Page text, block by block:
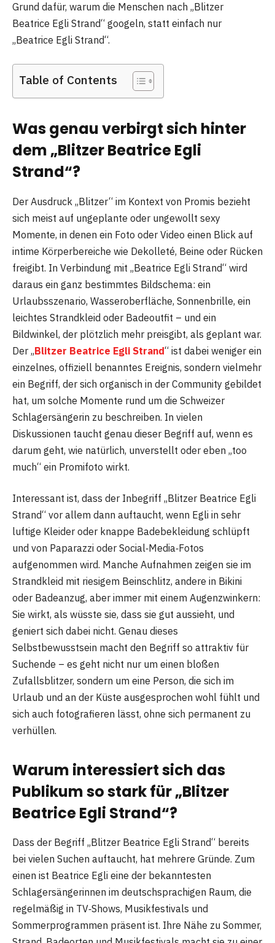
Grund dafür, warum die Menschen nach „Blitzer
Beatrice Egli Strand“ googeln, statt einfach nur
„Beatrice Egli Strand“.
Table of Contents
Was genau verbirgt sich hinter
dem „Blitzer Beatrice Egli
Strand“?
Der Ausdruck „Blitzer“ im Kontext von Promis bezieht
sich meist auf ungeplante oder ungewollt sexy
Momente, in denen ein Foto oder Video einen Blick auf
intime Körperbereiche wie Dekolleté, Beine oder Rücken
freigibt. In Verbindung mit „Beatrice Egli Strand“ wird
daraus ein ganz bestimmtes Bildschema: ein
Urlaubsszenario, Wasseroberfläche, Sonnenbrille, ein
leichtes Strandkleid oder Badeoutfit – und ein
Bildwinkel, der plötzlich mehr preisgibt, als geplant war.
Der „Blitzer Beatrice Egli Strand“ ist dabei weniger ein
einzelnes, offiziell benanntes Ereignis, sondern vielmehr
ein Begriff, der sich organisch in der Community gebildet
hat, um solche Momente rund um die Schweizer
Schlagersängerin zu beschreiben. In vielen
Diskussionen taucht genau dieser Begriff auf, wenn es
darum geht, wie natürlich, unverstellt oder eben „too
much“ ein Promifoto wirkt.
Interessant ist, dass der Inbegriff „Blitzer Beatrice Egli
Strand“ vor allem dann auftaucht, wenn Egli in sehr
luftige Kleider oder knappe Badebekleidung schlüpft
und von Paparazzi oder Social‑Media‑Fotos
aufgenommen wird. Manche Aufnahmen zeigen sie im
Strandkleid mit riesigem Beinschlitz, andere in Bikini
oder Badeanzug, aber immer mit einem Augenzwinkern:
Sie wirkt, als wüsste sie, dass sie gut aussieht, und
geniert sich dabei nicht. Genau dieses
Selbstbewusstsein macht den Begriff so attraktiv für
Suchende – es geht nicht nur um einen bloßen
Zufallsblitzer, sondern um eine Person, die sich im
Urlaub und an der Küste ausgesprochen wohl fühlt und
sich auch fotografieren lässt, ohne sich permanent zu
verhüllen.
Warum interessiert sich das
Publikum so stark für „Blitzer
Beatrice Egli Strand“?
Dass der Begriff „Blitzer Beatrice Egli Strand“ bereits
bei vielen Suchen auftaucht, hat mehrere Gründe. Zum
einen ist Beatrice Egli eine der bekanntesten
Schlagersängerinnen im deutschsprachigen Raum, die
regelmäßig in TV‑Shows, Musikfestivals und
Sommerprogrammen präsent ist. Ihre Nähe zu Sommer,